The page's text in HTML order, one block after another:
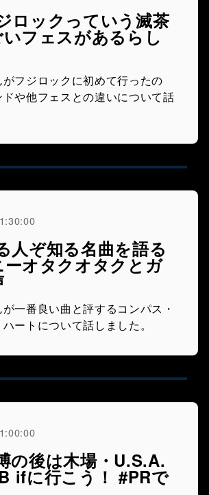
ロックっていう滅茶
フェスがあるらし
フジロックに初めて行ったの
や他フェスとの違いについて話
人ぞ知る名曲を語る
オタクオタクとガ
一番良い曲と評するコンパス・
ートについて話しました。
の後は木場・U.S.A.
ifに行こう！ #PRで